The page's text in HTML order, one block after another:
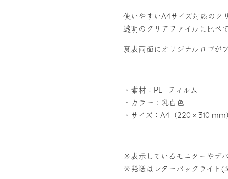
使いやすいA4サイズ対応のク
透明のクリアファイルに比べ
裏表両面にオリジナルロゴが
・素材：PETフィルム
・カラー：乳白色
・サイズ：A4（220 × 310 mm
※表示しているモニターやデ
※発送はレターパックライト